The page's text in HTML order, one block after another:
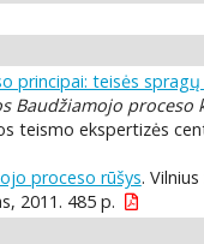
principai: teisės spragų
Baudžiamojo proceso
teismo ekspertizės
proceso rūšys.
2011. 485 p.